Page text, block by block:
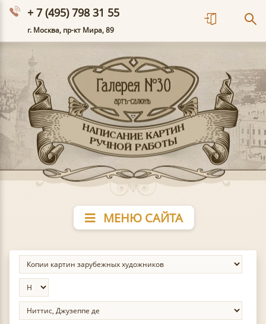
+ 7 (495) 798 31 55
г. Москва, пр-кт Мира, 89
МЕНЮ САЙТА